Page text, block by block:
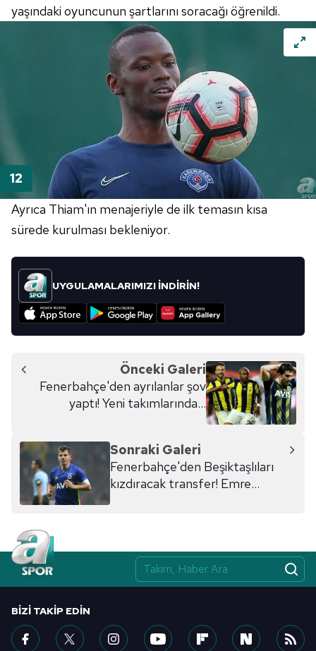
yaşındaki oyuncunun şartlarını soracağı öğrenildi.
Ayrıca Thiam'ın menajeriyle de ilk temasın kısa
sürede kurulması bekleniyor.
UYGULAMALARIMIZI İNDİRİN!
Önceki Galeri
Fenerbahçe'den ayrılanlar şov
yaptı! Yeni takımlarında...
Sonraki Galeri
Fenerbahçe'den Beşiktaşlıları
kızdıracak transfer! Emre
BIZI TAKIP EDIN